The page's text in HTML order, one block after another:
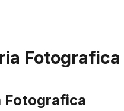
Fotografica
Fotografica